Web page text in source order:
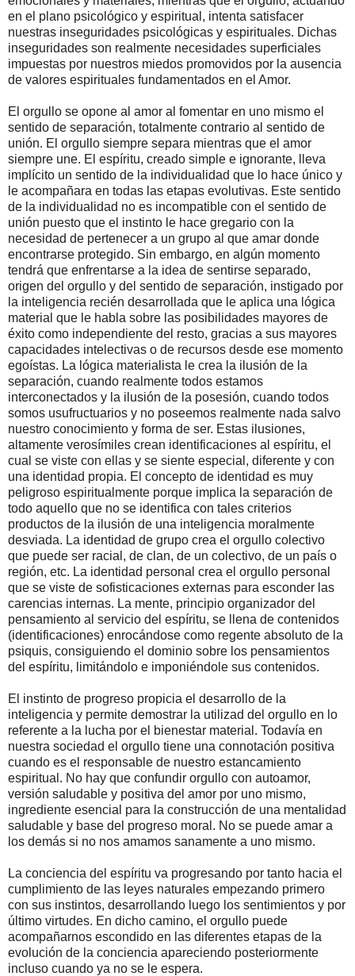
en el plano psicológico y espiritual, intenta satisfacer
nuestras inseguridades psicológicas y espirituales. Dichas
inseguridades son realmente necesidades superficiales
impuestas por nuestros miedos promovidos por la ausencia
de valores espirituales fundamentados en el Amor.
El orgullo se opone al amor al fomentar en uno mismo el
sentido de separación, totalmente contrario al sentido de
unión. El orgullo siempre separa mientras que el amor
siempre une. El espíritu, creado simple e ignorante, lleva
implícito un sentido de la individualidad que lo hace único y
le acompañara en todas las etapas evolutivas. Este sentido
de la individualidad no es incompatible con el sentido de
unión puesto que el instinto le hace gregario con la
necesidad de pertenecer a un grupo al que amar donde
encontrarse protegido. Sin embargo, en algún momento
tendrá que enfrentarse a la idea de sentirse separado,
origen del orgullo y del sentido de separación, instigado por
la inteligencia recién desarrollada que le aplica una lógica
material que le habla sobre las posibilidades mayores de
éxito como independiente del resto, gracias a sus mayores
capacidades intelectivas o de recursos desde ese momento
egoístas. La lógica materialista le crea la ilusión de la
separación, cuando realmente todos estamos
interconectados y la ilusión de la posesión, cuando todos
somos usufructuarios y no poseemos realmente nada salvo
nuestro conocimiento y forma de ser. Estas ilusiones,
altamente verosímiles crean identificaciones al espíritu, el
cual se viste con ellas y se siente especial, diferente y con
una identidad propia. El concepto de identidad es muy
peligroso espiritualmente porque implica la separación de
todo aquello que no se identifica con tales criterios
productos de la ilusión de una inteligencia moralmente
desviada. La identidad de grupo crea el orgullo colectivo
que puede ser racial, de clan, de un colectivo, de un país o
región, etc. La identidad personal crea el orgullo personal
que se viste de sofisticaciones externas para esconder las
carencias internas. La mente, principio organizador del
pensamiento al servicio del espíritu, se llena de contenidos
(identificaciones) enrocándose como regente absoluto de la
psiquis, consiguiendo el dominio sobre los pensamientos
del espíritu, limitándolo e imponiéndole sus contenidos.
El instinto de progreso propicia el desarrollo de la
inteligencia y permite demostrar la utilizad del orgullo en lo
referente a la lucha por el bienestar material. Todavía en
nuestra sociedad el orgullo tiene una connotación positiva
cuando es el responsable de nuestro estancamiento
espiritual. No hay que confundir orgullo con autoamor,
versión saludable y positiva del amor por uno mismo,
ingrediente esencial para la construcción de una mentalidad
saludable y base del progreso moral. No se puede amar a
los demás si no nos amamos sanamente a uno mismo.
La conciencia del espíritu va progresando por tanto hacia el
cumplimiento de las leyes naturales empezando primero
con sus instintos, desarrollando luego los sentimientos y por
último virtudes. En dicho camino, el orgullo puede
acompañarnos escondido en las diferentes etapas de la
evolución de la conciencia apareciendo posteriormente
incluso cuando ya no se le espera.